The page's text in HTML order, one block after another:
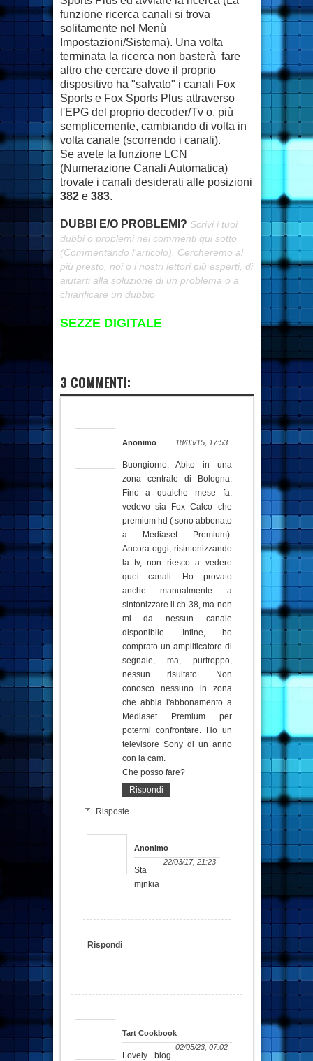
funzione ricerca canali si trova
solitamente nel Menù
Impostazioni/Sistema). Una volta
terminata la ricerca non basterà fare
altro che cercare dove il proprio
dispositivo ha "salvato" i canali Fox
Sports e Fox Sports Plus attraverso
l'EPG del proprio decoder/Tv o, più
semplicemente, cambiando di volta in
volta canale (scorrendo i canali).
Se avete la funzione LCN
(Numerazione Canali Automatica)
trovate i canali desiderati alle posizioni
382e 383.
DUBBI E/O PROBLEMI? Scrivi i tuoi
dubbi o problemi nei commenti qui sotto
(Commentando l'articolo). Cercheremo al
più presto, noi o i nostri lettori più esperti, di
aiutarti alla soluzione di un problema o a
chiarificare un dubbio
SEZZE DIGITALE
3 COMMENTI:
Anonimo 18/03/15, 17:53
Buongiorno. Abito in una
zona centrale di Bologna.
Fino a qualche mese fa,
vedevo sia Fox Calco che
premium hd ( sono abbonato
a Mediaset Premium).
Ancora oggi, risintonizzando
la tv, non riesco a vedere
quei canali. Ho provato
anche manualmente a
sintonizzare il ch 38, ma non
mi da nessun canale
disponibile. Infine, ho
comprato un amplificatore di
segnale, ma, purtroppo,
nessun risultato. Non
conosco nessuno in zona
che abbia l'abbonamento a
Mediaset Premium per
potermi confrontare. Ho un
televisore Sony di un anno
con la cam.
Che posso fare?
Rispondi
Risposte
Anonimo
22/03/17, 21:23
Sta
mjnkia
Rispondi
Tart Cookbook
02/05/23, 07:02
Lovely blog